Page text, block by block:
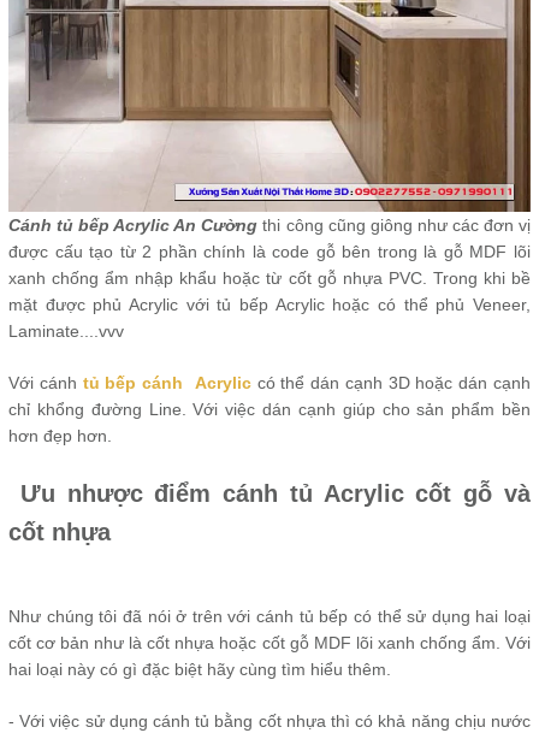
Cánh tủ bếp Acrylic An Cường thi công cũng giông như các đơn vị
được cấu tạo từ 2 phần chính là code gỗ bên trong là gỗ MDF lõi
xanh chống ẩm nhập khẩu hoặc từ cốt gỗ nhựa PVC. Trong khi bề
mặt được phủ Acrylic với tủ bếp Acrylic hoặc có thể phủ Veneer,
Laminate....vvv
Với cánh tủ bếp cánh Acryliccó thể dán cạnh 3D hoặc dán cạnh
chỉ khổng đường Line. Với việc dán cạnh giúp cho sản phẩm bền
hơn đẹp hơn.
Ưu nhược điểm cánh tủ Acrylic cốt gỗ và
cốt nhựa
Như chúng tôi đã nói ở trên với cánh tủ bếp có thể sử dụng hai loại
cốt cơ bản như là cốt nhựa hoặc cốt gỗ MDF lõi xanh chống ẩm. Với
hai loại này có gì đặc biệt hãy cùng tìm hiểu thêm.
- Với việc sử dụng cánh tủ bằng cốt nhựa thì có khả năng chịu nước